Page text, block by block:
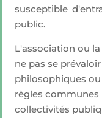
susceptible
public.
L'association ou
ne pas se
philosophiques
règles communes
collectivités